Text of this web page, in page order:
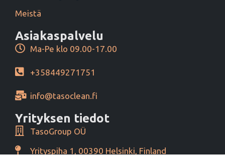
Meistä
Asiakaspalvelu
Ma-Pe klo 09.00-17.00
+358449271751
info@tasoclean.fi
Yrityksen tiedot
TasoGroup OÜ
Yrityspiha 1, 00390 Helsinki, Finland